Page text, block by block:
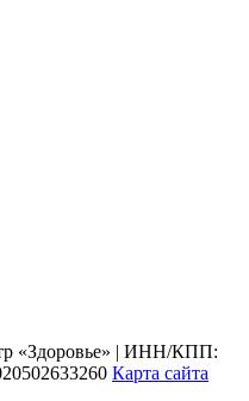
«Здоровье» | ИНН/КПП:
Карта сайта